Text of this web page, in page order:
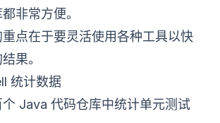
非常方便。
点在于要灵活使用各种工具以快
果。
统计数据
Java 代码仓库中统计单元测试